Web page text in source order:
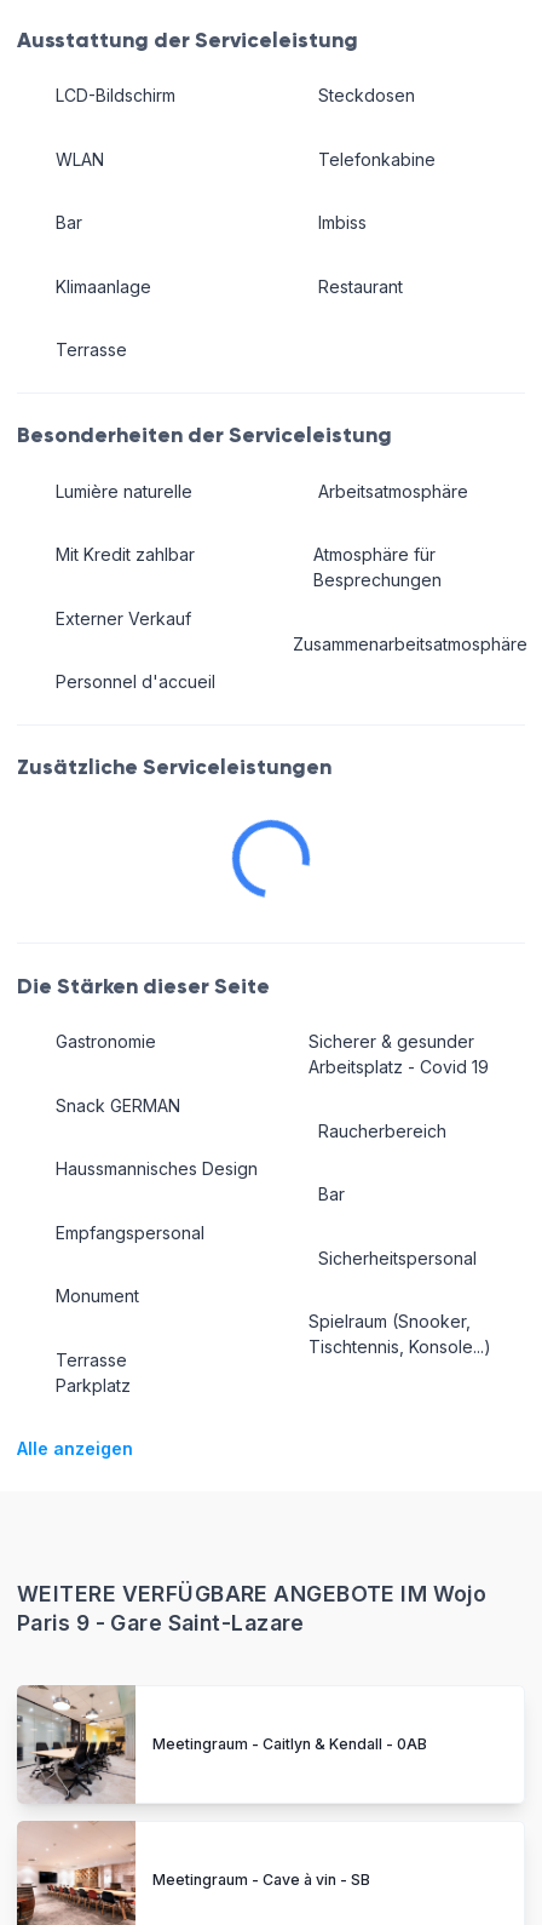
Ausstattung der Serviceleistung
LCD-Bildschirm
WLAN
Bar
Klimaanlage
Terrasse
Steckdosen
Telefonkabine
Imbiss
Restaurant
Besonderheiten der Serviceleistung
Lumière naturelle
Mit Kredit zahlbar
Externer Verkauf
Personnel d'accueil
Arbeitsatmosphäre
Atmosphäre für
Besprechungen
Zusammenarbeitsatmosphäre
Zusätzliche Serviceleistungen
Die Stärken dieser Seite
Gastronomie
Snack GERMAN
Haussmannisches Design
Empfangspersonal
Monument
Terrasse
Parkplatz
Sicherer & gesunder
Arbeitsplatz - Covid 19
Raucherbereich
Bar
Sicherheitspersonal
Spielraum (Snooker,
Tischtennis, Konsole...)
Alle anzeigen
WEITERE VERFÜGBARE ANGEBOTE IM Wojo
Paris 9 - Gare Saint-Lazare
Meetingraum - Caitlyn & Kendall - 0AB
Meetingraum - Cave à vin - SB